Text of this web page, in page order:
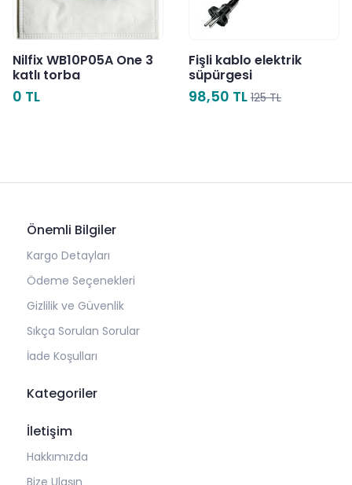
Nilfix WB10P05A One 3
katlı torba
0 TL
Fişli kablo elektrik
süpürgesi
98,50 TL 125 TL
Önemli Bilgiler
Kargo Detayları
Ödeme Seçenekleri
Gizlilik ve Güvenlik
Sıkça Sorulan Sorular
İade Koşulları
Kategoriler
İletişim
Hakkımızda